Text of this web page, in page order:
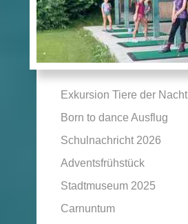
Exkursion Tiere der Nacht
Born to dance Ausflug
Schulnachricht 2026
Adventsfrühstück
Stadtmuseum 2025
Carnuntum